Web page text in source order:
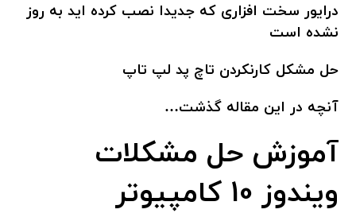
درایور سخت افزاری که جدیدا نصب کرده اید به روز
نشده است
حل مشکل کارنکردن تاچ پد لپ تاپ
آنچه در این مقاله گذشت…
آموزش حل مشکلات
ویندوز 10 کامپیوتر